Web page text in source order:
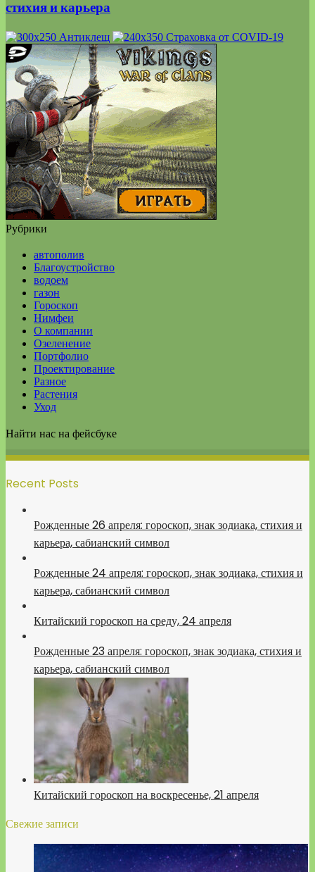
стихия и карьера
Рубрики
автополив
Благоустройство
водоем
газон
Гороскоп
Нимфеи
О компании
Озеленение
Портфолио
Проектирование
Разное
Растения
Уход
Найти нас на фейсбуке
Recent Posts
Рожденные 26 апреля: гороскоп, знак зодиака, стихия и
карьера, сабианский символ
Рожденные 24 апреля: гороскоп, знак зодиака, стихия и
карьера, сабианский символ
Китайский гороскоп на среду, 24 апреля
Рожденные 23 апреля: гороскоп, знак зодиака, стихия и
карьера, сабианский символ
Китайский гороскоп на воскресенье, 21 апреля
Свежие записи